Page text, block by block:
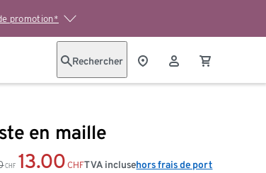
promotion*
Rechercher
en maille
CHF 13.00 CHFTVA inclusehors frais de port